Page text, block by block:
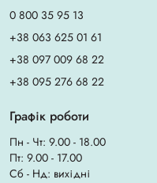
0 800 35 95 13
+38 063 625 01 61
+38 097 009 68 22
+38 095 276 68 22
Графік роботи
Пн - Чт: 9.00 - 18.00
Пт: 9.00 - 17.00
Сб - Нд: вихідні